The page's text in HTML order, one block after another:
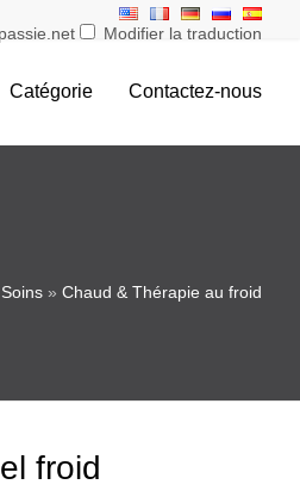
Modifier la traduction
Catégorie Contactez-nous
» Chaud & Thérapie au froid
froid